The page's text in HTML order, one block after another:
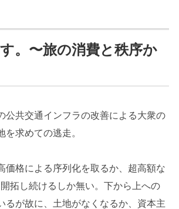
。〜旅の消費と秩序か
公共交通インフラの改善による大衆の
求めての逃走。
価格による序列化を取るか、超高額な
拓し続けるしか無い。下から上への
るが故に、土地がなくなるか、資本主